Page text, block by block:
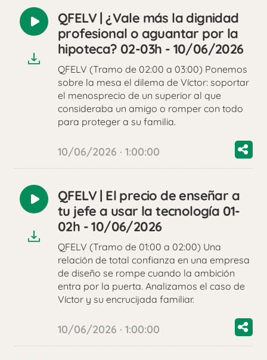
Reproducir
audio
QFELV | ¿Vale más la dignidad
profesional o aguantar por la
hipoteca? 02-03h - 10/06/2026
QFELV (Tramo de 02:00 a 03:00) Ponemos
sobre la mesa el dilema de Víctor: soportar
el menosprecio de un superior al que
consideraba un amigo o romper con todo
para proteger a su familia.
10/06/2026 · 1:00:00
Reproducir
audio
QFELV | El precio de enseñar a
tu jefe a usar la tecnología 01-
02h - 10/06/2026
QFELV (Tramo de 01:00 a 02:00) Una
relación de total confianza en una empresa
de diseño se rompe cuando la ambición
entra por la puerta. Analizamos el caso de
Víctor y su encrucijada familiar.
10/06/2026 · 1:00:00